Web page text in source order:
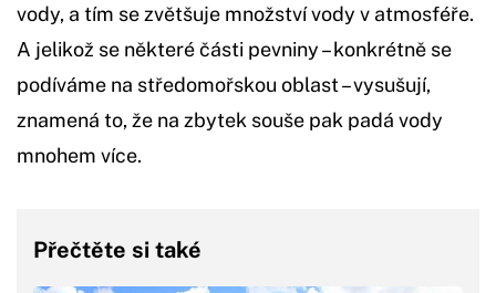
vody, a tím se zvětšuje množství vody v atmosféře.
A jelikož se některé části pevniny – konkrétně se
podíváme na středomořskou oblast – vysušují,
znamená to, že na zbytek souše pak padá vody
mnohem více.
Přečtěte si také